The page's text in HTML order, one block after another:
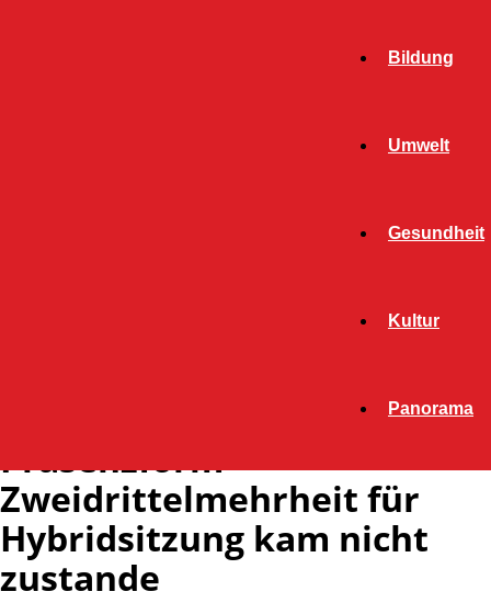
Bildung
Umwelt
Gesundheit
Kultur
Panorama
Präsenzform –
Zweidrittelmehrheit für
Hybridsitzung kam nicht
zustande